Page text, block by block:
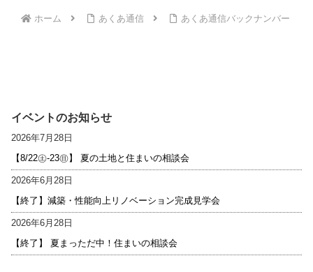
ホーム あくあ通信 あくあ通信バックナンバー
イベントのお知らせ
2026年7月28日
【8/22㊏-23㊐】 夏の土地と住まいの相談会
2026年6月28日
【終了】減築・性能向上リノベーション完成見学会
2026年6月28日
【終了】 夏まっただ中！住まいの相談会